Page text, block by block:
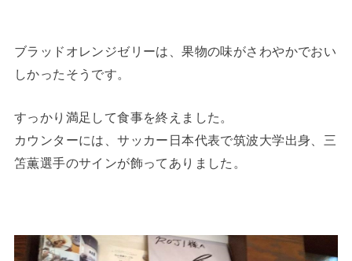
ブラッドオレンジゼリーは、果物の味がさわやかでおい
しかったそうです。
すっかり満足して食事を終えました。
カウンターには、サッカー日本代表で筑波大学出身、三
笘薫選手のサインが飾ってありました。